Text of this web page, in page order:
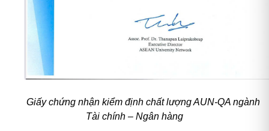
Giấy chứng nhận kiểm định chất lượng AUN-QA ngành
Tài chính – Ngân hàng